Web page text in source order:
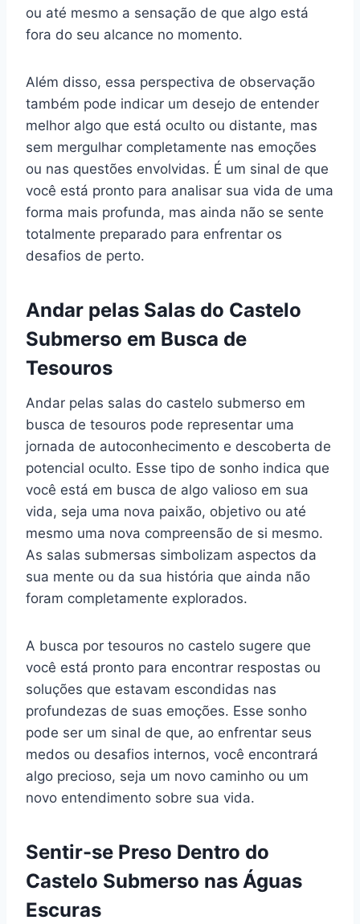
ou até mesmo a sensação de que algo está
fora do seu alcance no momento.
Além disso, essa perspectiva de observação
também pode indicar um desejo de entender
melhor algo que está oculto ou distante, mas
sem mergulhar completamente nas emoções
ou nas questões envolvidas. É um sinal de que
você está pronto para analisar sua vida de uma
forma mais profunda, mas ainda não se sente
totalmente preparado para enfrentar os
desafios de perto.
Andar pelas Salas do Castelo
Submerso em Busca de
Tesouros
Andar pelas salas do castelo submerso em
busca de tesouros pode representar uma
jornada de autoconhecimento e descoberta de
potencial oculto. Esse tipo de sonho indica que
você está em busca de algo valioso em sua
vida, seja uma nova paixão, objetivo ou até
mesmo uma nova compreensão de si mesmo.
As salas submersas simbolizam aspectos da
sua mente ou da sua história que ainda não
foram completamente explorados.
A busca por tesouros no castelo sugere que
você está pronto para encontrar respostas ou
soluções que estavam escondidas nas
profundezas de suas emoções. Esse sonho
pode ser um sinal de que, ao enfrentar seus
medos ou desafios internos, você encontrará
algo precioso, seja um novo caminho ou um
novo entendimento sobre sua vida.
Sentir-se Preso Dentro do
Castelo Submerso nas Águas
Escuras